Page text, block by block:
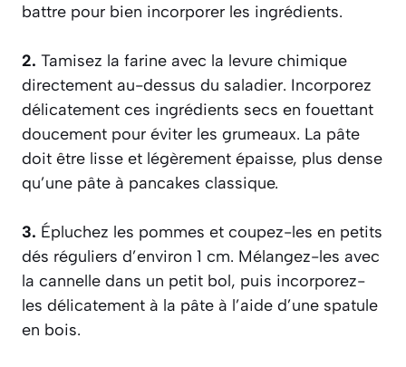
battre pour bien incorporer les ingrédients.
2. Tamisez la farine avec la levure chimique
directement au-dessus du saladier. Incorporez
délicatement ces ingrédients secs en fouettant
doucement pour éviter les grumeaux. La pâte
doit être lisse et légèrement épaisse, plus dense
qu’une pâte à pancakes classique.
3. Épluchez les pommes et coupez-les en petits
dés réguliers d’environ 1 cm. Mélangez-les avec
la cannelle dans un petit bol, puis incorporez-
les délicatement à la pâte à l’aide d’une spatule
en bois.